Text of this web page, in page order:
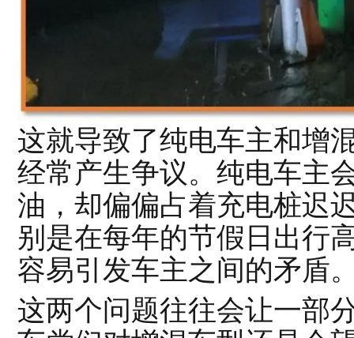
这就导致了纯电车主和增
经常产生争议。纯电车主
油，却偏偏占着充电桩迟
别是在每年的节假日出行
容易引发车主之间的矛盾
这两个问题往往会让一部